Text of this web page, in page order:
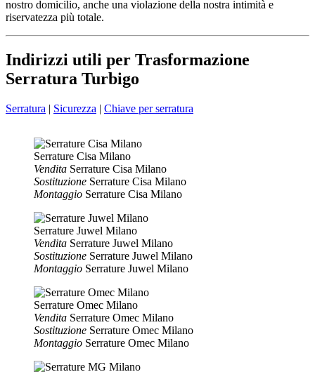
nostro domicilio, anche una violazione della nostra intimità e
riservatezza più totale.
Indirizzi utili per Trasformazione
Serratura Turbigo
Serratura | Sicurezza | Chiave per serratura
Serrature Cisa Milano
Vendita Serrature Cisa Milano
Sostituzione Serrature Cisa Milano
Montaggio Serrature Cisa Milano
Serrature Juwel Milano
Vendita Serrature Juwel Milano
Sostituzione Serrature Juwel Milano
Montaggio Serrature Juwel Milano
Serrature Omec Milano
Vendita Serrature Omec Milano
Sostituzione Serrature Omec Milano
Montaggio Serrature Omec Milano